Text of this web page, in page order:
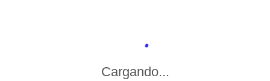
Cargando...